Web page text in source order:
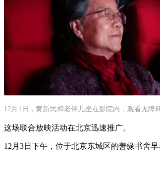
12月1日，黄新民和老伴儿坐在影院内，观看无
这场联合放映活动在北京迅速推广。
12月3日下午，位于北京东城区的善缘书舍